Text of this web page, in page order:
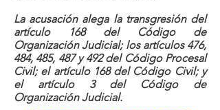
La acusación alega la transgresión del
artículo 168 del Código de
Organización Judicial; los artículos 476,
484, 485, 487 y 492 del Código Procesal
Civil; el artículo 168 del Código Civil; y
el artículo 3 del Código de
Organización Judicial.